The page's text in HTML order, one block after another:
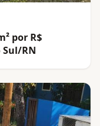
por R$
Sul/RN